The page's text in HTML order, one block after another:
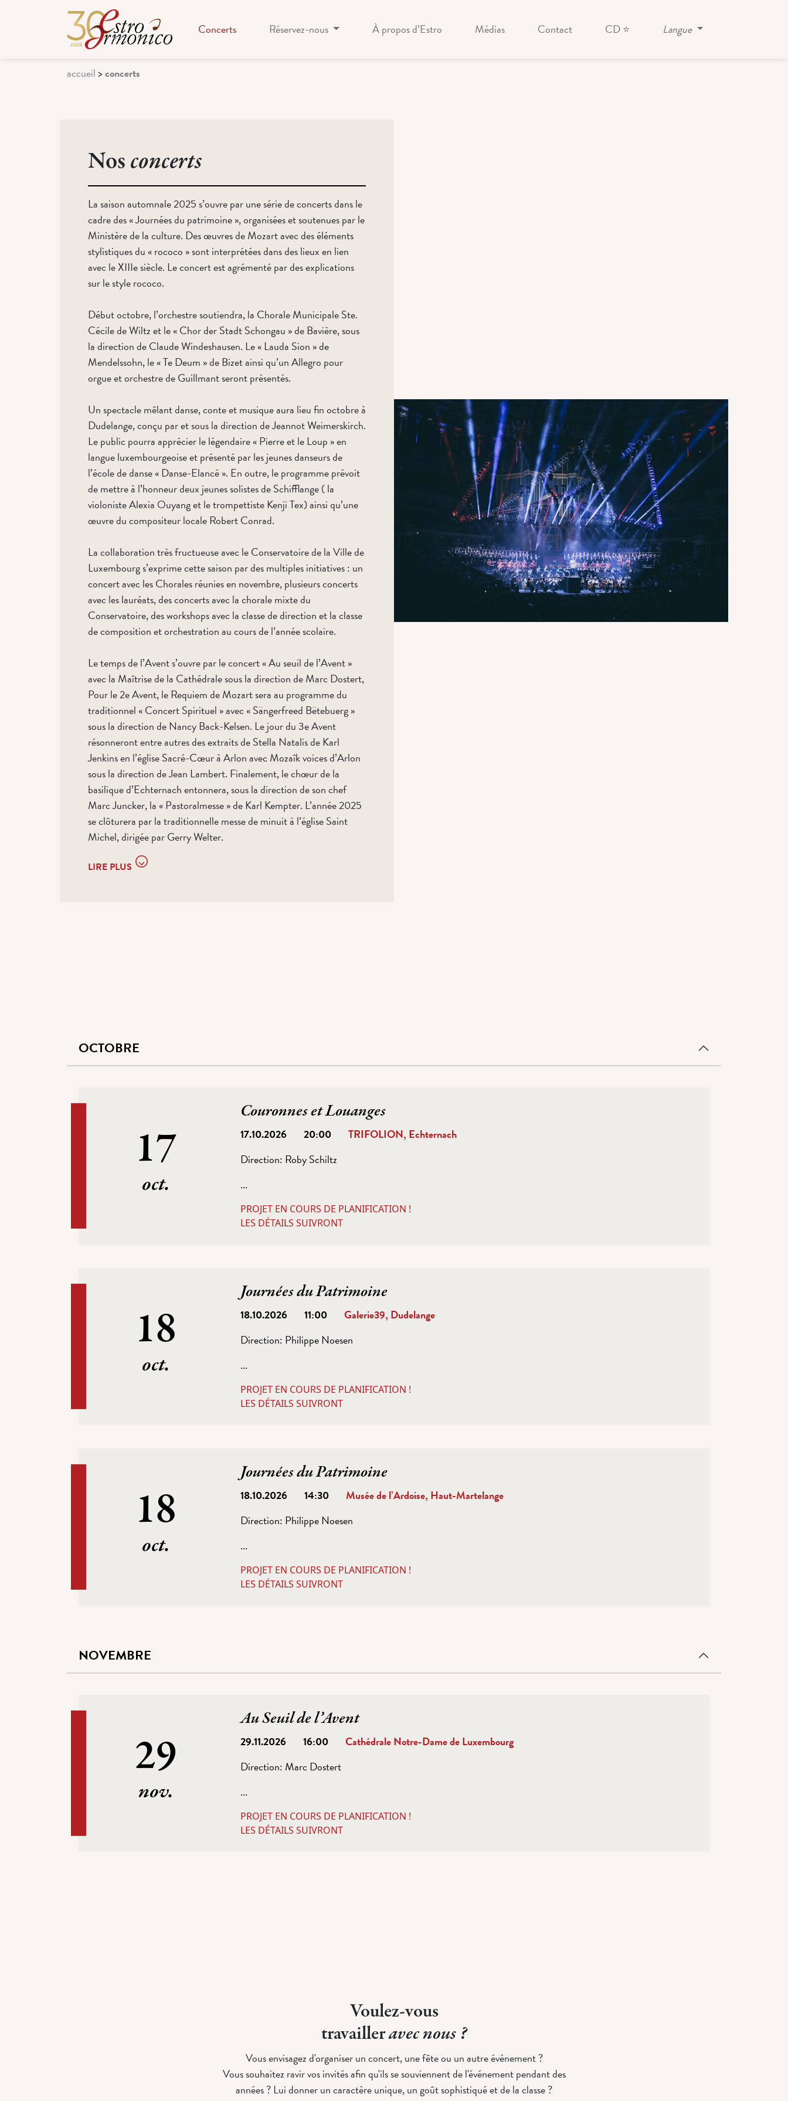
Concerts Réservez-nous À propos d’Estro Médias Contact CD ⭐ Langue
accueil>concerts
Nosconcerts
La saison automnale 2025 s’ouvre par une série de concerts dans le
cadre des « Journées du patrimoine », organisées et soutenues par le
Ministère de la culture. Des œuvres de Mozart avec des éléments
stylistiques du « rococo » sont interprétées dans des lieux en lien
avec le XIIIe siècle. Le concert est agrémenté par des explications
sur le style rococo.
Début octobre, l’orchestre soutiendra, la Chorale Municipale Ste.
Cécile de Wiltz et le « Chor der Stadt Schongau » de Bavière, sous
la direction de Claude Windeshausen. Le « Lauda Sion » de
Mendelssohn, le « Te Deum » de Bizet ainsi qu’un Allegro pour
orgue et orchestre de Guillmant seront présentés.
Un spectacle mêlant danse, conte et musique aura lieu fin octobre à
Dudelange, conçu par et sous la direction de Jeannot Weimerskirch.
Le public pourra apprécier le légendaire « Pierre et le Loup » en
langue luxembourgeoise et présenté par les jeunes danseurs de
l’école de danse « Danse-Elancé ». En outre, le programme prévoit
de mettre à l’honneur deux jeunes solistes de Schifflange ( la
violoniste Alexia Ouyang et le trompettiste Kenji Tex) ainsi qu’une
œuvre du compositeur locale Robert Conrad.
La collaboration très fructueuse avec le Conservatoire de la Ville de
Luxembourg s’exprime cette saison par des multiples initiatives : un
concert avec les Chorales réunies en novembre, plusieurs concerts
avec les lauréats, des concerts avec la chorale mixte du
Conservatoire, des workshops avec la classe de direction et la classe
de composition et orchestration au cours de l’année scolaire.
Le temps de l’Avent s’ouvre par le concert « Au seuil de l’Avent »
avec la Maîtrise de la Cathédrale sous la direction de Marc Dostert,
Pour le 2e Avent, le Requiem de Mozart sera au programme du
traditionnel « Concert Spirituel » avec « Sängerfreed Bëtebuerg »
sous la direction de Nancy Back-Kelsen. Le jour du 3e Avent
résonneront entre autres des extraits de Stella Natalis de Karl
Jenkins en l’église Sacré-Cœur à Arlon avec Mozaîk voices d’Arlon
sous la direction de Jean Lambert. Finalement, le chœur de la
basilique d’Echternach entonnera, sous la direction de son chef
Marc Juncker, la « Pastoralmesse » de Karl Kempter. L’année 2025
se clôturera par la traditionnelle messe de minuit à l’église Saint
Michel, dirigée par Gerry Welter.
LIRE PLUS
OCTOBRE
17
oct.
Couronnes et Louanges
17.10.2026 20:00
TRIFOLION, Echternach
Direction: Roby Schiltz
...
PROJET EN COURS DE PLANIFICATION !
LES DÉTAILS SUIVRONT
18
oct.
Journées du Patrimoine
18.10.2026 11:00
Galerie39, Dudelange
Direction: Philippe Noesen
...
PROJET EN COURS DE PLANIFICATION !
LES DÉTAILS SUIVRONT
18
oct.
Journées du Patrimoine
18.10.2026 14:30
Musée de l’Ardoise, Haut-Martelange
Direction: Philippe Noesen
...
PROJET EN COURS DE PLANIFICATION !
LES DÉTAILS SUIVRONT
NOVEMBRE
29
nov.
Au Seuil de l’Avent
29.11.2026 16:00
Cathédrale Notre-Dame de Luxembourg
Direction: Marc Dostert
...
PROJET EN COURS DE PLANIFICATION !
LES DÉTAILS SUIVRONT
Voulez-vous
travailleravec nous ?
Vous envisagez d'organiser un concert, une fête ou un autre événement ?
Vous souhaitez ravir vos invités afin qu'ils se souviennent de l'événement pendant des
années ? Lui donner un caractère unique, un goût sophistiqué et de la classe ?